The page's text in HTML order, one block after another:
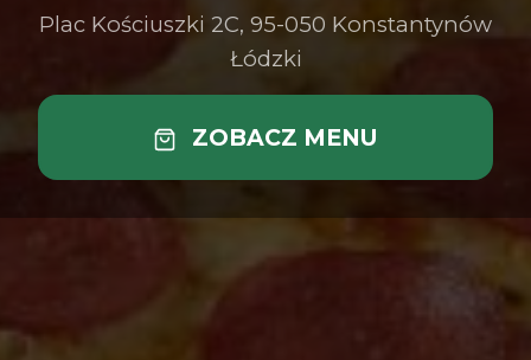
Plac Kościuszki 2C, 95-050 Konstantynów
Łódzki
ZOBACZ MENU